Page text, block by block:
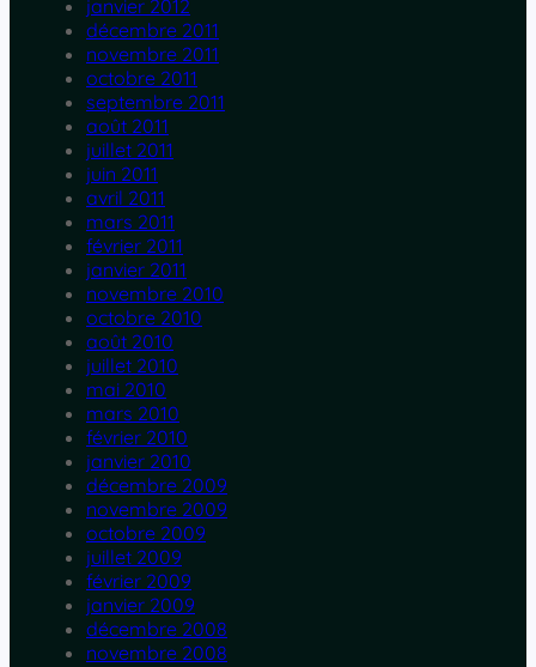
janvier 2012
décembre 2011
novembre 2011
octobre 2011
septembre 2011
août 2011
juillet 2011
juin 2011
avril 2011
mars 2011
février 2011
janvier 2011
novembre 2010
octobre 2010
août 2010
juillet 2010
mai 2010
mars 2010
février 2010
janvier 2010
décembre 2009
novembre 2009
octobre 2009
juillet 2009
février 2009
janvier 2009
décembre 2008
novembre 2008